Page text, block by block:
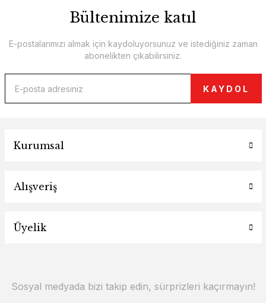
Bültenimize katıl
E-postalarımızı almak için kaydoluyorsunuz ve istediğiniz zaman
abonelikten çıkabilirsiniz.
KAYDOL
Kurumsal
Alışveriş
Üyelik
Sosyal medyada bizi takip edin, sürprizleri kaçırmayın!